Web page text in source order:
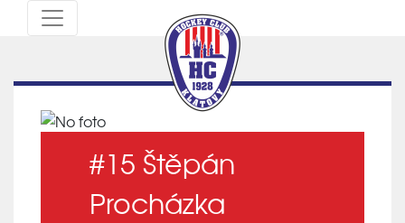
#15 Štěpán
Procházka